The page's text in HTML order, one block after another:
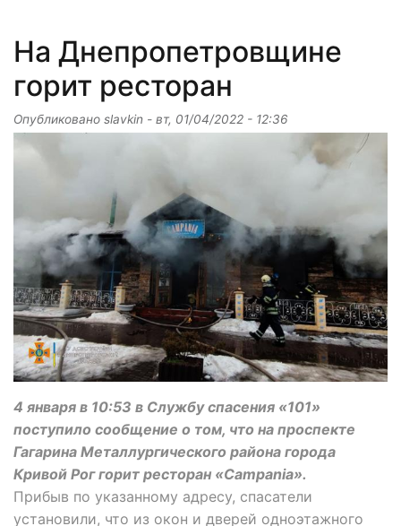
На Днепропетровщине
горит ресторан
Опубликовано slavkin - вт, 01/04/2022 - 12:36
4 января в 10:53 в Службу спасения «101»
поступило сообщение о том, что на проспекте
Гагарина Металлургического района города
Кривой Рог горит ресторан «Campania».
Прибыв по указанному адресу, спасатели
установили, что из окон и дверей одноэтажного